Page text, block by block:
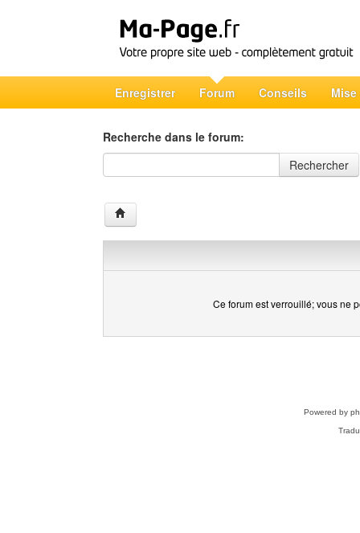
Enregistrer Forum Conseils Mise
Recherche dans le forum:
Recherche dans le forum
Rechercher
Ce forum est verrouillé; vous ne
Powered by